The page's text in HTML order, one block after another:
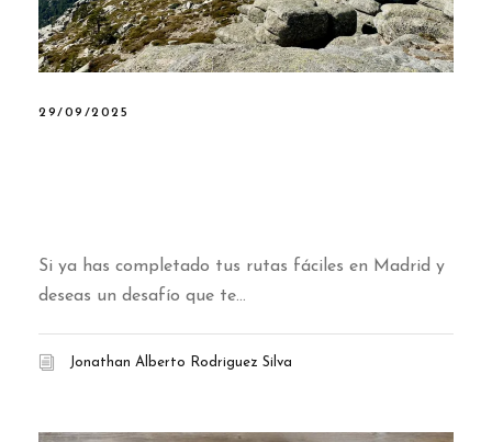
29/09/2025
Si ya has completado tus rutas fáciles en Madrid y
deseas un desafío que te...
Jonathan Alberto Rodriguez Silva